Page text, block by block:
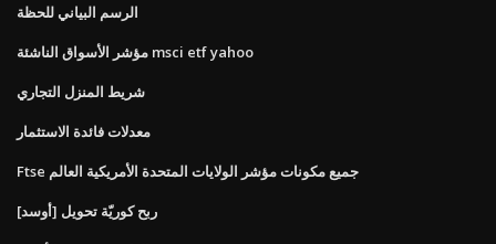
الرسم البياني للحظة
مؤشر الأسواق الناشئة msci etf yahoo
شريط المنزل التجاري
معدلات فائدة الاستثمار
Ftse جميع مكونات مؤشر الولايات المتحدة الأمريكية العالم
[أوسد] ربح كوريّة تحويل